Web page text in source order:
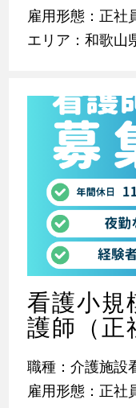
雇用形態：正社
エリア：和歌山
看護小規
護師（正
職種：介護施設
雇用形態：正社